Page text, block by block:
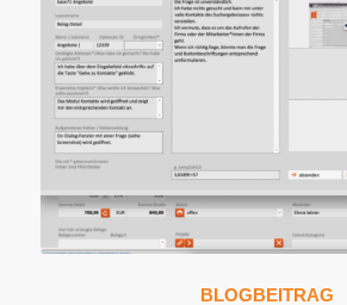
BLOGBEITRAG